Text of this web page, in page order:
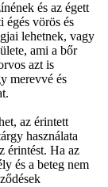
és az égett
égés vörös és
lehetnek, vagy
ami a bőr
azt is
merevvé és
az érintett
használata
érintést. Ha az
és a beteg nem